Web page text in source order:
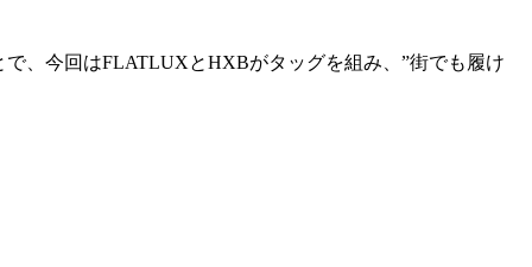
、今回はFLATLUXとHXBがタッグを組み、”街でも履け